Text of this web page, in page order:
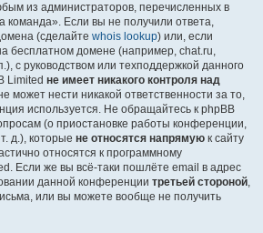
из администраторов, перечисленных в
команда». Если вы не получили ответа,
(сделайте whois lookup) или, если
бесплатном домене (например, chat.ru,
с руководством или техподдержкой данного
Limited не имеет никакого контроля над
может нести никакой ответственности за то,
используется. Не обращайтесь к phpBB
(о приостановке работы конференции,
д.), которые не относятся напрямую к сайту
относятся к программному
Если же вы всё-таки пошлёте email в адрес
данной конференции третьей стороной,
или вы можете вообще не получить